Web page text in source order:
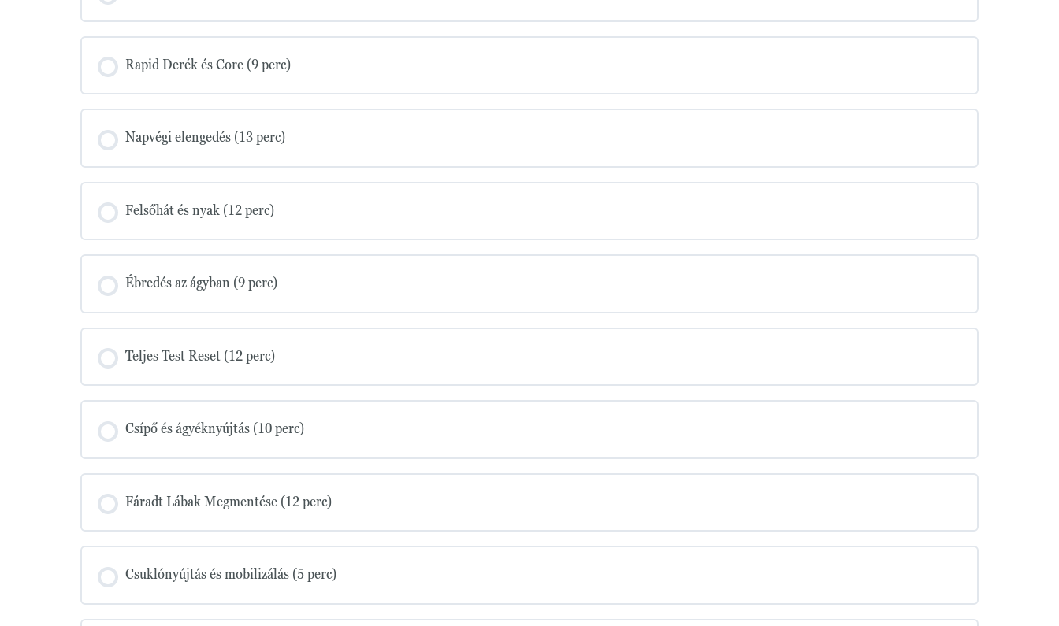
Rapid Derék és Core (9 perc)
Napvégi elengedés (13 perc)
Felsőhát és nyak (12 perc)
Ébredés az ágyban (9 perc)
Teljes Test Reset (12 perc)
Csípő és ágyéknyújtás (10 perc)
Fáradt Lábak Megmentése (12 perc)
Csuklónyújtás és mobilizálás (5 perc)